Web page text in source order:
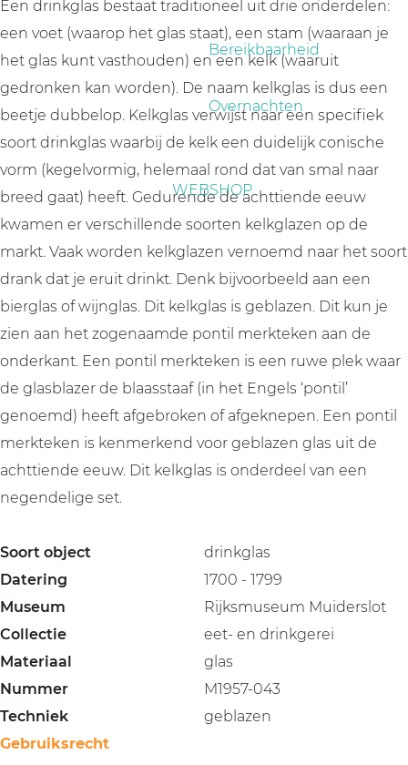
Bereikbaarheid
Overnachten
WEBSHOP
Een drinkglas bestaat traditioneel uit drie onderdelen:
een voet (waarop het glas staat), een stam (waaraan je
het glas kunt vasthouden) en een kelk (waaruit
gedronken kan worden). De naam kelkglas is dus een
beetje dubbelop. Kelkglas verwijst naar een specifiek
soort drinkglas waarbij de kelk een duidelijk conische
vorm (kegelvormig, helemaal rond dat van smal naar
breed gaat) heeft. Gedurende de achttiende eeuw
kwamen er verschillende soorten kelkglazen op de
markt. Vaak worden kelkglazen vernoemd naar het soort
drank dat je eruit drinkt. Denk bijvoorbeeld aan een
bierglas of wijnglas. Dit kelkglas is geblazen. Dit kun je
zien aan het zogenaamde pontil merkteken aan de
onderkant. Een pontil merkteken is een ruwe plek waar
de glasblazer de blaasstaaf (in het Engels ‘pontil’
genoemd) heeft afgebroken of afgeknepen. Een pontil
merkteken is kenmerkend voor geblazen glas uit de
achttiende eeuw. Dit kelkglas is onderdeel van een
negendelige set.
Soort object
drinkglas
Datering
1700 - 1799
Museum
Rijksmuseum Muiderslot
Collectie
eet- en drinkgerei
Materiaal
glas
Nummer
M1957-043
Techniek
geblazen
Gebruiksrecht